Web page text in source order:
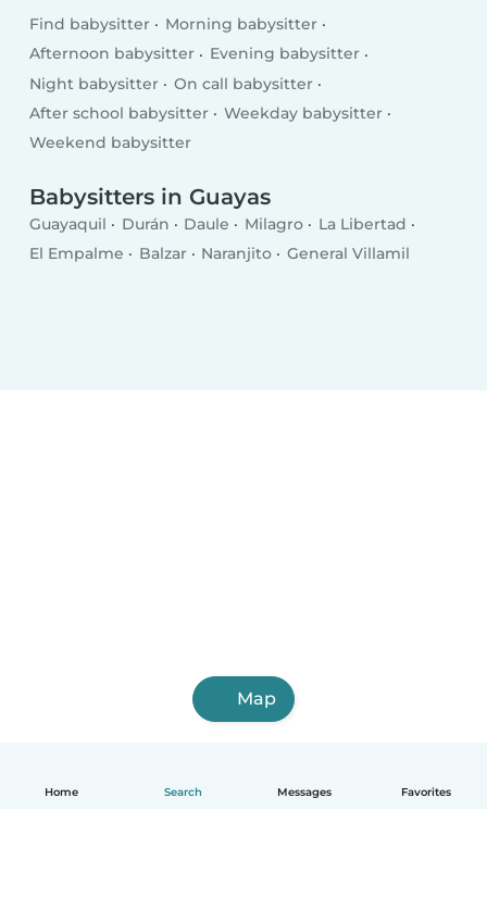
Home Search Messages Favorites
Find babysitter
Morning babysitter
Afternoon babysitter
Evening babysitter
Night babysitter
On call babysitter
After school babysitter
Weekday babysitter
Weekend babysitter
Babysitters in Guayas
Guayaquil Durán Daule Milagro
La Libertad
El Empalme
Balzar Naranjito General Villamil
Map